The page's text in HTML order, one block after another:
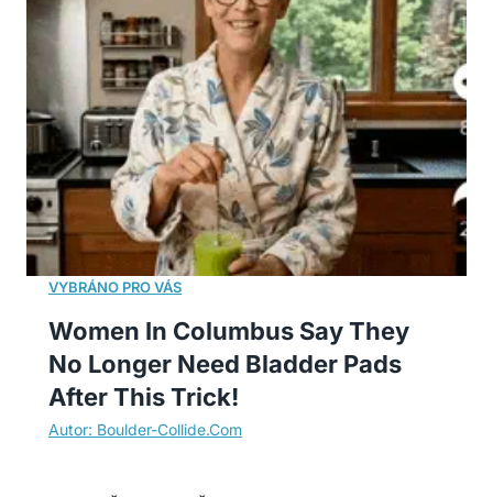
Women In Columbus Say They
No Longer Need Bladder Pads
After This Trick!